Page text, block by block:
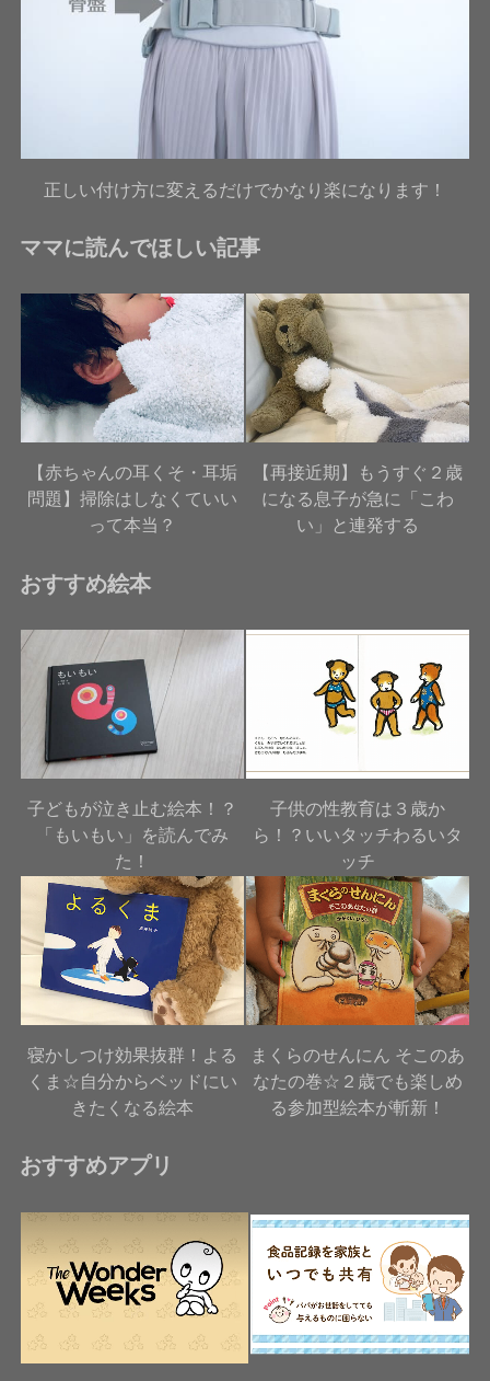
正しい付け方に変えるだけでかなり楽になります！
ママに読んでほしい記事
【赤ちゃんの耳くそ・耳垢
問題】掃除はしなくていい
って本当？
【再接近期】もうすぐ２歳
になる息子が急に「こわ
い」と連発する
おすすめ絵本
子どもが泣き止む絵本！？
「もいもい」を読んでみ
た！
子供の性教育は３歳か
ら！？いいタッチわるいタ
ッチ
寝かしつけ効果抜群！よる
くま☆自分からベッドにい
きたくなる絵本
まくらのせんにん そこのあ
なたの巻☆２歳でも楽しめ
る参加型絵本が斬新！
おすすめアプリ